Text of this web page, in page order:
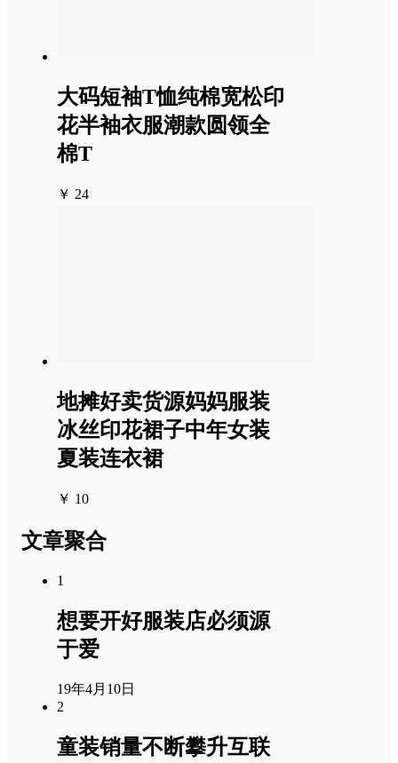
大码短袖T恤纯棉宽松印
花半袖衣服潮款圆领全
棉T
￥ 24
地摊好卖货源妈妈服装
冰丝印花裙子中年女装
夏装连衣裙
￥ 10
文章聚合
1
想要开好服装店必须源
于爱
19年4月10日
2
童装销量不断攀升互联